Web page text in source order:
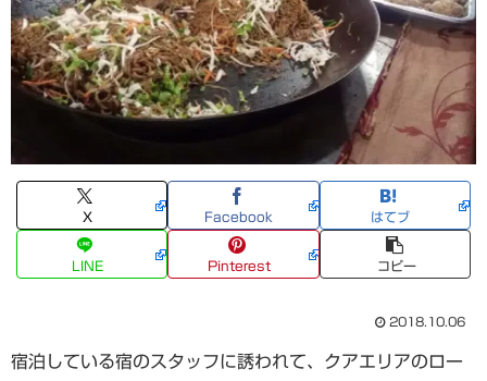
X Facebook はてブ
LINE Pinterest コピー
2018.10.06
宿泊している宿のスタッフに誘われて、クアエリアのロー